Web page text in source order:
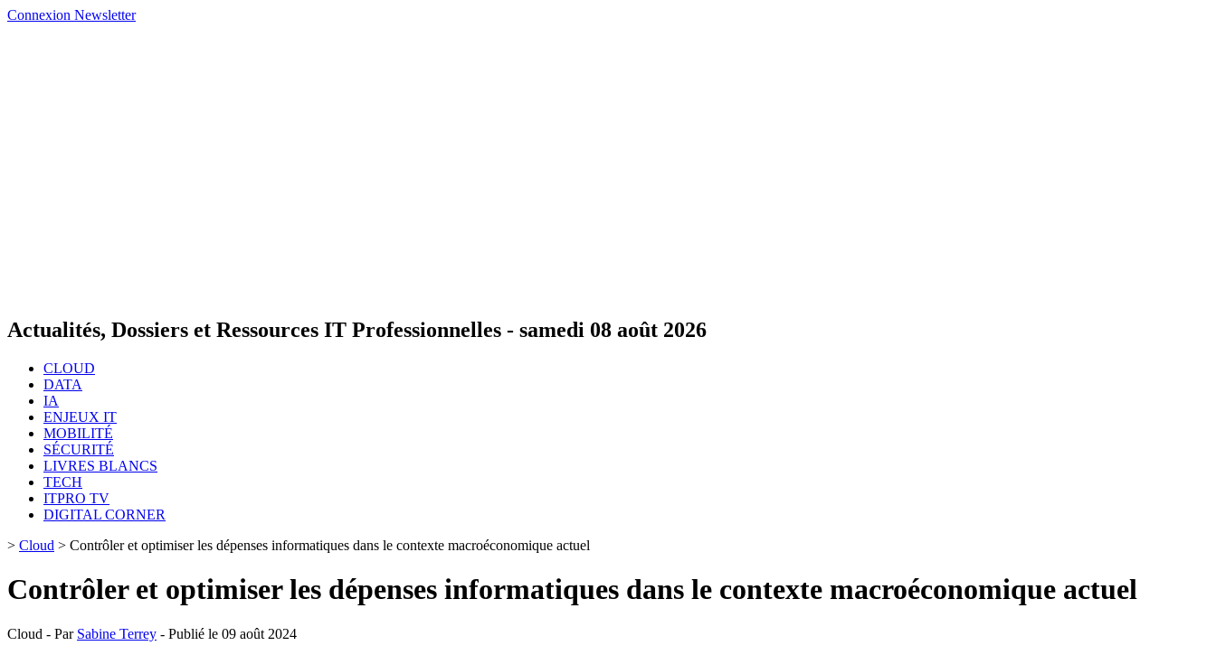
Connexion Newsletter
Actualités, Dossiers et Ressources IT Professionnelles - samedi 08 août 2026
CLOUD
DATA
IA
ENJEUX IT
MOBILITÉ
SÉCURITÉ
LIVRES BLANCS
TECH
ITPRO TV
DIGITAL CORNER
> Cloud > Contrôler et optimiser les dépenses informatiques dans le contexte macroéconomique actuel
Contrôler et optimiser les dépenses informatiques dans le contexte macroéconomique actuel
Cloud - Par Sabine Terrey - Publié le 09 août 2024